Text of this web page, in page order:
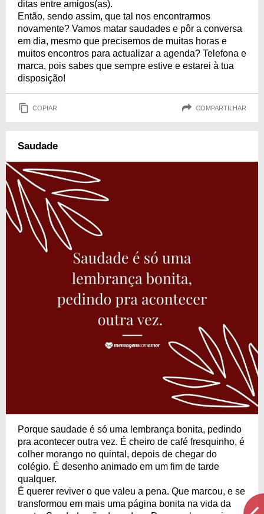
ditas entre amigos(as).
Então, sendo assim, que tal nos encontrarmos
novamente? Vamos matar saudades e pôr a conversa
em dia, mesmo que precisemos de muitas horas e
muitos encontros para actualizar a agenda? Telefona e
marca, pois sabes que sempre estive e estarei à tua
disposição!
COPIAR COMPARTILHAR
Saudade
Porque saudade é só uma lembrança bonita, pedindo
pra acontecer outra vez. É cheiro de café fresquinho, é
colher morango no quintal, depois de chegar do
colégio. É desenho animado em um fim de tarde
qualquer.
É querer reviver o que valeu a pena. Que marcou, e se
transformou em mais uma página bonita na vida da